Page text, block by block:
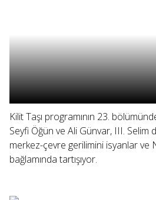
Kilit Taşı programının 23.
Seyfi Öğün ve Ali Günvar, III. Selim
merkez-çevre gerilimini isyanlar ve
bağlamında tartışıyor.